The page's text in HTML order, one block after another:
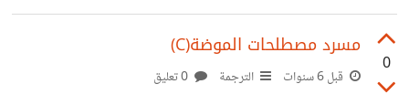
معظم هذه الثنيات حول محيطي الصدر والخصر، أو في منطقة
الردفين. Denim - قماش من التول القطني، أزرق اللون عادة،
يُستخدم لخياطة سراويل الجينز وملابس أخرى مشابهة.
0
مسرد مصطلحات الموضة(C)
قبل 6 سنوات الترجمة